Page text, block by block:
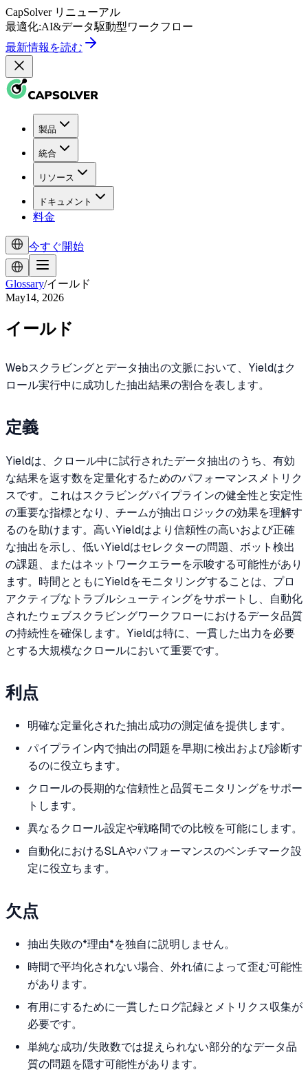
CapSolver リニューアル
最適化:AI&データ駆動型ワークフロー
最新情報を読む
製品
統合
リソース
ドキュメント
料金
今すぐ開始
Glossary/イールド
May14, 2026
イールド
Webスクラビングとデータ抽出の文脈において、Yieldはク
ロール実行中に成功した抽出結果の割合を表します。
定義
Yieldは、クロール中に試行されたデータ抽出のうち、有効
な結果を返す数を定量化するためのパフォーマンスメトリク
スです。これはスクラビングパイプラインの健全性と安定性
の重要な指標となり、チームが抽出ロジックの効果を理解す
るのを助けます。高いYieldはより信頼性の高いおよび正確
な抽出を示し、低いYieldはセレクターの問題、ボット検出
の課題、またはネットワークエラーを示唆する可能性があり
ます。時間とともにYieldをモニタリングすることは、プロ
アクティブなトラブルシューティングをサポートし、自動化
されたウェブスクラビングワークフローにおけるデータ品質
の持続性を確保します。Yieldは特に、一貫した出力を必要
とする大規模なクロールにおいて重要です。
利点
明確な定量化された抽出成功の測定値を提供します。
パイプライン内で抽出の問題を早期に検出および診断す
るのに役立ちます。
クロールの長期的な信頼性と品質モニタリングをサポー
トします。
異なるクロール設定や戦略間での比較を可能にします。
自動化におけるSLAやパフォーマンスのベンチマーク設
定に役立ちます。
欠点
抽出失敗の*理由*を独自に説明しません。
時間で平均化されない場合、外れ値によって歪む可能性
があります。
有用にするために一貫したログ記録とメトリクス収集が
必要です。
単純な成功/失敗数では捉えられない部分的なデータ品
質の問題を隠す可能性があります。